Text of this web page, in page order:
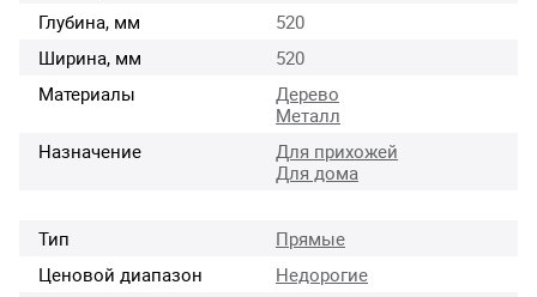
Глубина, мм
520
Ширина, мм
520
Материалы
Дерево
Металл
Назначение
Для прихожей
Для дома
Тип
Прямые
Ценовой диапазон
Недорогие